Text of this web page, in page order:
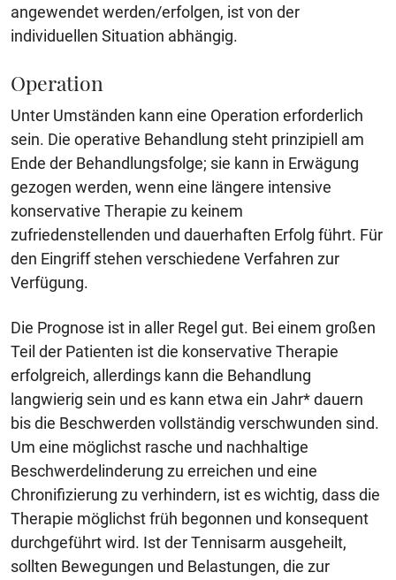
angewendet werden/erfolgen, ist von der
individuellen Situation abhängig.
Operation
Unter Umständen kann eine Operation erforderlich
sein. Die operative Behandlung steht prinzipiell am
Ende der Behandlungsfolge; sie kann in Erwägung
gezogen werden, wenn eine längere intensive
konservative Therapie zu keinem
zufriedenstellenden und dauerhaften Erfolg führt. Für
den Eingriff stehen verschiedene Verfahren zur
Verfügung.
Die Prognose ist in aller Regel gut. Bei einem großen
Teil der Patienten ist die konservative Therapie
erfolgreich, allerdings kann die Behandlung
langwierig sein und es kann etwa ein Jahr* dauern
bis die Beschwerden vollständig verschwunden sind.
Um eine möglichst rasche und nachhaltige
Beschwerdelinderung zu erreichen und eine
Chronifizierung zu verhindern, ist es wichtig, dass die
Therapie möglichst früh begonnen und konsequent
durchgeführt wird. Ist der Tennisarm ausgeheilt,
sollten Bewegungen und Belastungen, die zur